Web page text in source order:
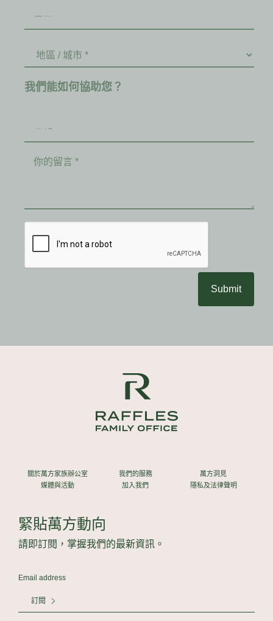
我們能如何協助您？
Submit
關於萬方家族辦公室
媒體與活動
我們的服務
加入我們
萬方洞見
隱私及法律聲明
緊貼萬方動向
請即訂閱，掌握我們的最新資訊。
訂閱